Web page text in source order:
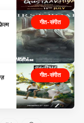
गीत-संगीत
गीत-संगीत